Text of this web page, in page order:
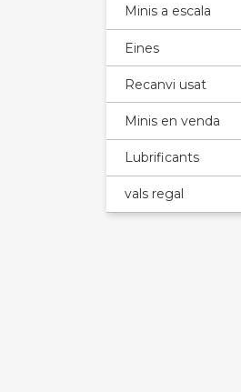
Minis a escala
Eines
Recanvi usat
Minis en venda
Lubrificants
vals regal